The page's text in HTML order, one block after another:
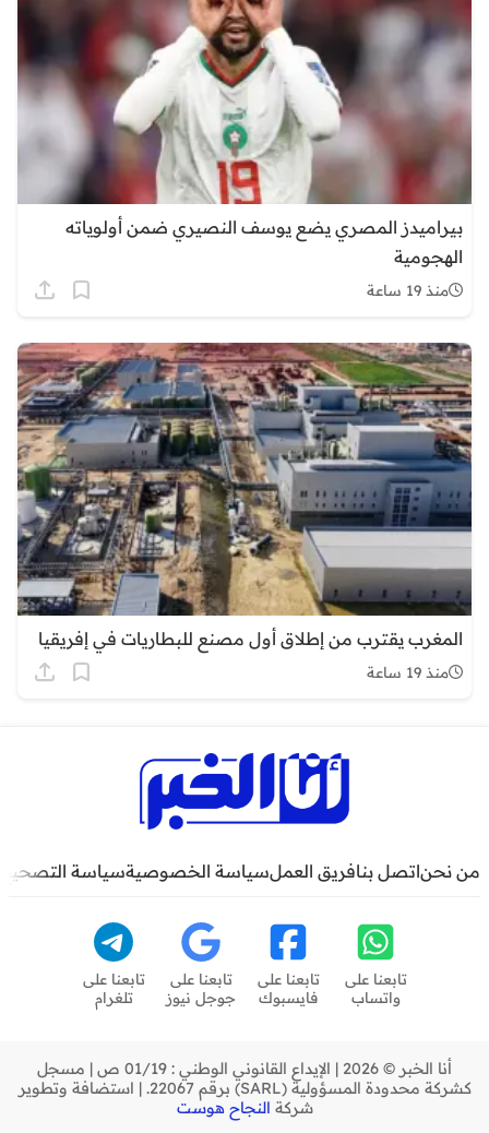
بيراميدز المصري يضع يوسف النصيري ضمن أولوياته
الهجومية
منذ 19 ساعة
المغرب يقترب من إطلاق أول مصنع للبطاريات في إفريقيا
منذ 19 ساعة
من نحناتصل بنافريق العملسياسة الخصوصيةسياسة التصحيح
تابعنا على
واتساب
تابعنا على
فايسبوك
تابعنا على
جوجل نيوز
تابعنا على
تلغرام
أنا الخبر © 2026 | الإيداع القانوني الوطني : 01/19 ص | مسجل
كشركة محدودة المسؤولية (SARL) برقم 22067. | استضافة وتطوير
شركة النجاح هوست